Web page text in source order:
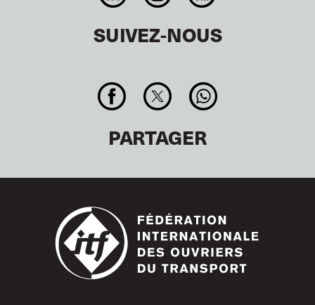
SUIVEZ-NOUS
PARTAGER